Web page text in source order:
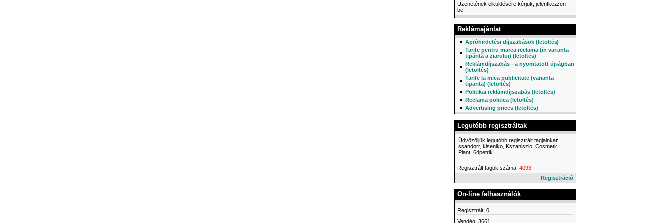
Üzenetének elküldésére kérjük, jelentkezzen
be.
Reklámajánlat
Apróhirdetési díjszabások (letöltés)
Tarife pentru marea reclama (în varianta
tipărită a ziarului) (letöltés)
Reklámdíjszabás - a nyomtatott újságban
(letöltés)
Tarife la mica publicitate (varianta
tiparita) (letöltés)
Politikai reklámdíjszabás (letöltés)
Reclama politica (letöltés)
Advertising prices (letöltés)
Legutóbb regisztráltak
Üdvözöljük legutóbb regisztrált tagjainkat:
ssandorr, kiseniko, Kszaniszlo, Cosmetic
Plant, 64petrik.
Regisztrált tagok száma: 4093
Regisztráció
On-line felhasználók
Regisztrált: 0
Vendég: 3661